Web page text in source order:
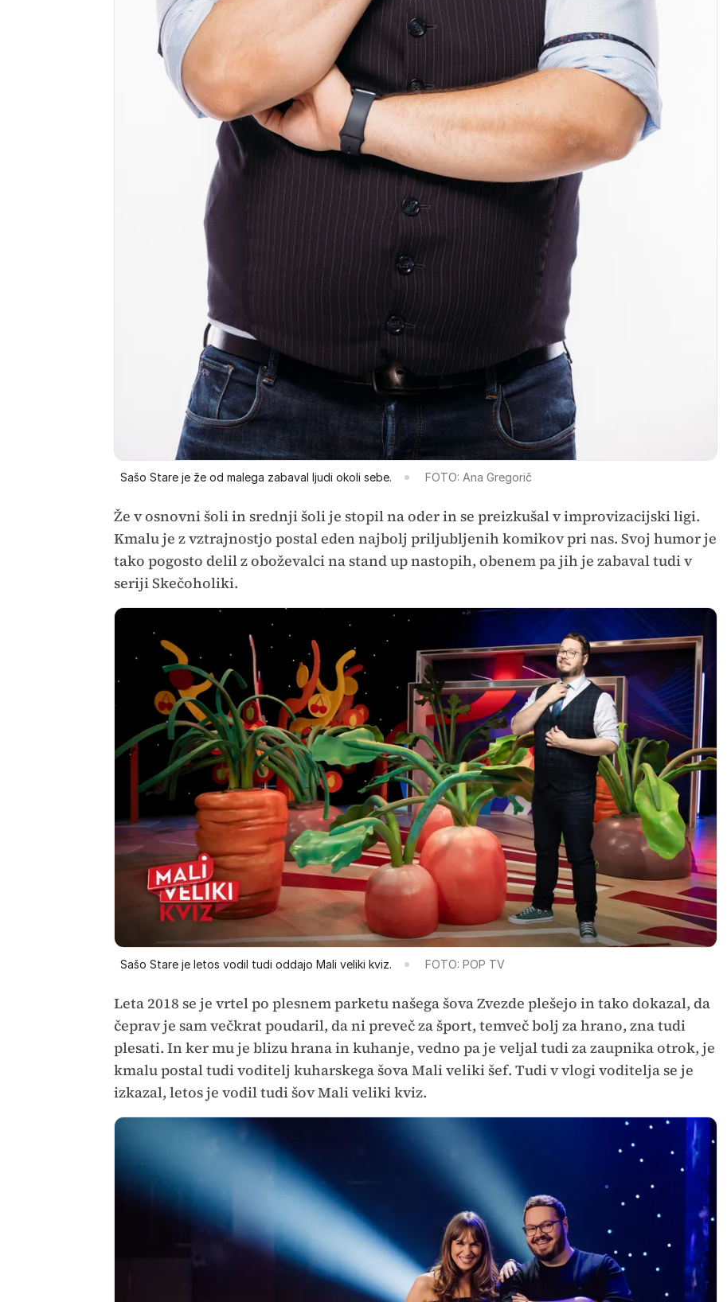
Sašo Stare je že od malega zabaval ljudi okoli sebe. FOTO: Ana Gregorič
Že v osnovni šoli in srednji šoli je stopil na oder in se preizkušal v improvizacijski ligi.
Kmalu je z vztrajnostjo postal eden najbolj priljubljenih komikov pri nas. Svoj humor je
tako pogosto delil z oboževalci na stand up nastopih, obenem pa jih je zabaval tudi v
seriji Skečoholiki.
Sašo Stare je letos vodil tudi oddajo Mali veliki kviz. FOTO: POP TV
Leta 2018 se je vrtel po plesnem parketu našega šova Zvezde plešejo in tako dokazal, da
čeprav je sam večkrat poudaril, da ni preveč za šport, temveč bolj za hrano, zna tudi
plesati. In ker mu je blizu hrana in kuhanje, vedno pa je veljal tudi za zaupnika otrok, je
kmalu postal tudi voditelj kuharskega šova Mali veliki šef. Tudi v vlogi voditelja se je
izkazal, letos je vodil tudi šov Mali veliki kviz.